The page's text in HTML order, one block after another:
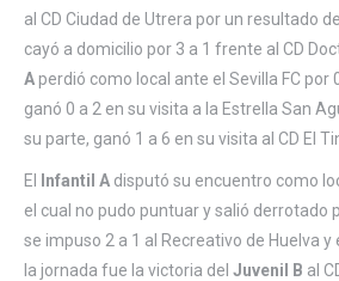
al CD Ciudad de Utrera por un resultado de
cayó a domicilio por 3 a 1 frente al CD
Aperdió como local ante el Sevilla FC por
ganó 0 a 2 en su visita a la Estrella San
su parte, ganó 1 a 6 en su visita al CD El
El Infantil A disputó su encuentro como
el cual no pudo puntuar y salió derrotado
se impuso 2 a 1 al Recreativo de Huelva
la jornada fue la victoria del Juvenil B al